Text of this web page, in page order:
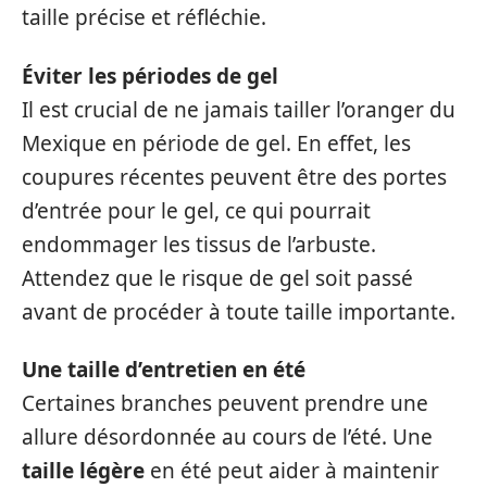
taille précise et réfléchie.
Éviter les périodes de gel
Il est crucial de ne jamais tailler l’oranger du
Mexique en période de gel. En effet, les
coupures récentes peuvent être des portes
d’entrée pour le gel, ce qui pourrait
endommager les tissus de l’arbuste.
Attendez que le risque de gel soit passé
avant de procéder à toute taille importante.
Une taille d’entretien en été
Certaines branches peuvent prendre une
allure désordonnée au cours de l’été. Une
taille légère en été peut aider à maintenir